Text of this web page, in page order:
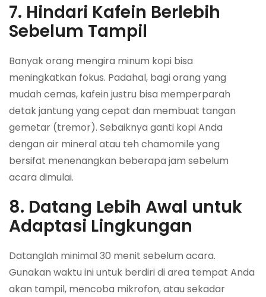
7. Hindari Kafein Berlebih
Sebelum Tampil
Banyak orang mengira minum kopi bisa
meningkatkan fokus. Padahal, bagi orang yang
mudah cemas, kafein justru bisa memperparah
detak jantung yang cepat dan membuat tangan
gemetar (tremor). Sebaiknya ganti kopi Anda
dengan air mineral atau teh chamomile yang
bersifat menenangkan beberapa jam sebelum
acara dimulai.
8. Datang Lebih Awal untuk
Adaptasi Lingkungan
Datanglah minimal 30 menit sebelum acara.
Gunakan waktu ini untuk berdiri di area tempat Anda
akan tampil, mencoba mikrofon, atau sekadar